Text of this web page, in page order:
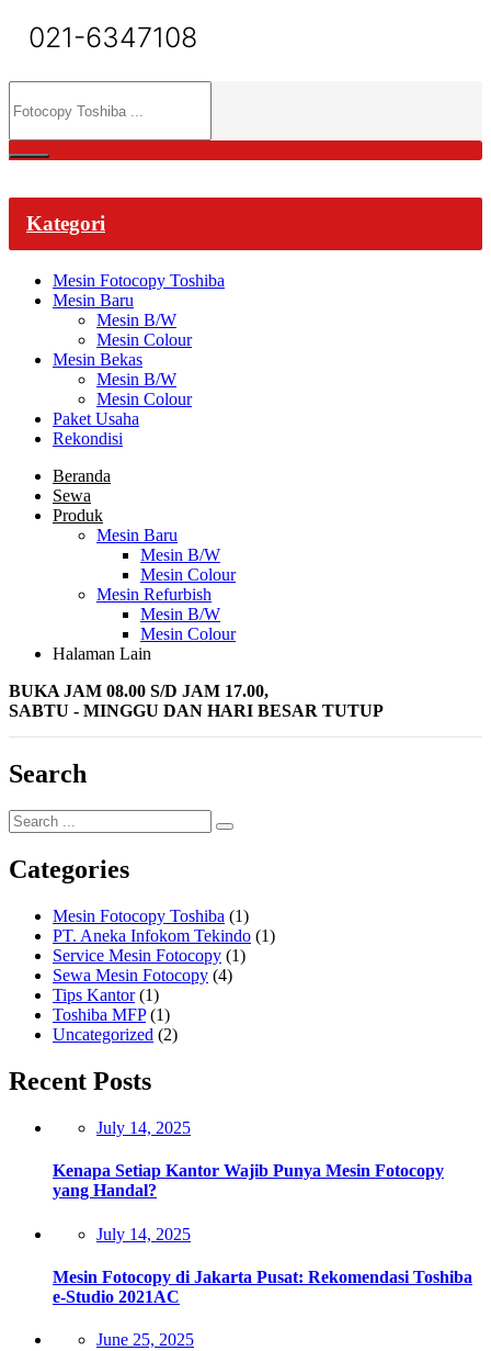
021-6347108
Kategori
Mesin Fotocopy Toshiba
Mesin Baru
Mesin B/W
Mesin Colour
Mesin Bekas
Mesin B/W
Mesin Colour
Paket Usaha
Rekondisi
Beranda
Sewa
Produk
Mesin Baru
Mesin B/W
Mesin Colour
Mesin Refurbish
Mesin B/W
Mesin Colour
Halaman Lain
BUKA JAM 08.00 S/D JAM 17.00,
SABTU - MINGGU DAN HARI BESAR TUTUP
Search
Categories
Mesin Fotocopy Toshiba (1)
PT. Aneka Infokom Tekindo (1)
Service Mesin Fotocopy (1)
Sewa Mesin Fotocopy (4)
Tips Kantor(1)
Toshiba MFP(1)
Uncategorized (2)
Recent Posts
Posted
July 14, 2025
Kenapa Setiap Kantor Wajib Punya Mesin Fotocopy
yang Handal?
Posted
July 14, 2025
Mesin Fotocopy di Jakarta Pusat: Rekomendasi Toshiba
e-Studio 2021AC
Posted
June 25, 2025